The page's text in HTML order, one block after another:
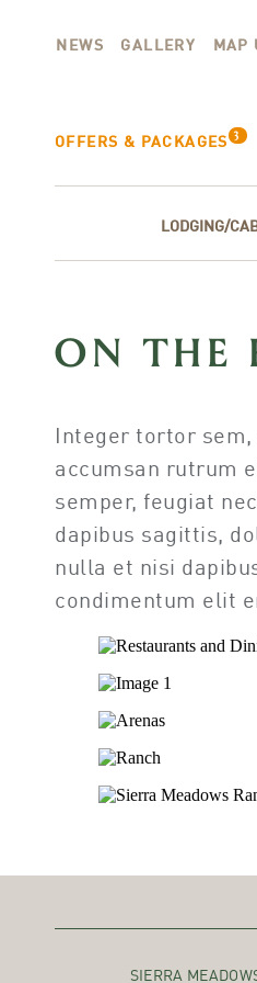
NEWS GALLERY MAP
OFFERS & PACKAGES 3
LODGING/
ON THE
Integer tortor
accumsan rutrum
semper, feugiat
dapibus sagittis,
nulla et nisi
condimentum elit
SIERRA